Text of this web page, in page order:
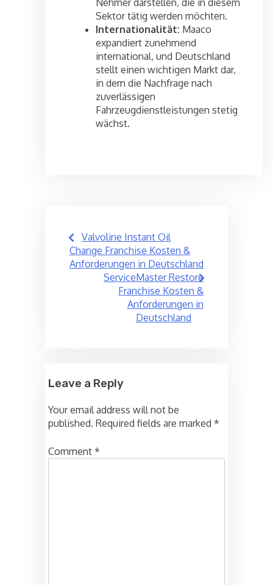
Sektor tätig werden möchten.
Internationalität: Maaco
expandiert zunehmend
international, und Deutschland
stellt einen wichtigen Markt dar,
in dem die Nachfrage nach
zuverlässigen
Fahrzeugdienstleistungen stetig
wächst.
Post
navigation
Valvoline Instant Oil
Change Franchise Kosten &
Anforderungen in Deutschland
ServiceMaster Restore
Franchise Kosten &
Anforderungen in
Deutschland
Leave a Reply
Your email address will not be
published. Required fields are marked *
Comment *